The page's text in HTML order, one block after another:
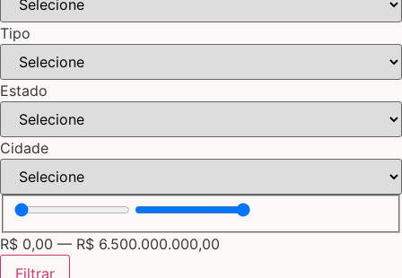
Tipo
Estado
Cidade
R$ 0,00 — R$ 6.500.000.000,00
Filtrar